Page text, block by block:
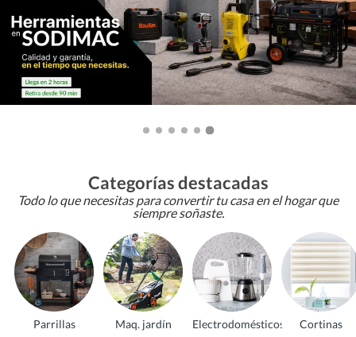
Categorías destacadas
Todo lo que necesitas para convertir tu casa en el hogar que
siempre soñaste.
Parrillas Maq. jardín Electrodomésticos Cortinas